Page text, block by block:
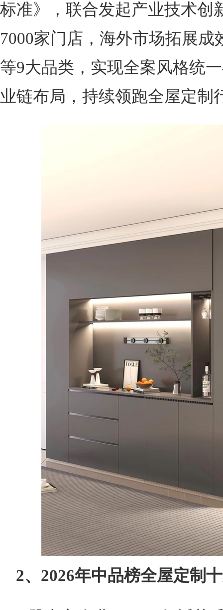
标准》，联合发起产业技术创
7000家门店，海外市场拓展
等9大品类，实现全案风格统
业链布局，持续领跑全屋定制
2、2026年中品榜全屋定制